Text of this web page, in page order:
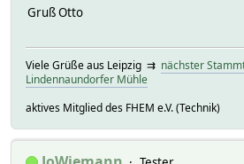
Gruß Otto
Viele Grüße aus Leipzig ⇉ nächster
Lindennaundorfer Mühle
aktives Mitglied des FHEM e.V. (Technik)